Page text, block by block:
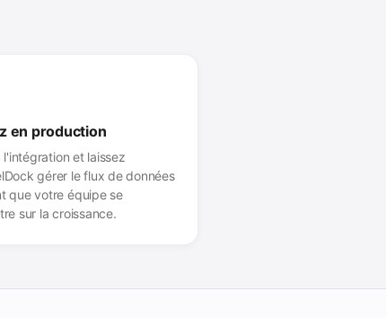
en production
l'intégration et laissez
gérer le flux de données
que votre équipe se
sur la croissance.